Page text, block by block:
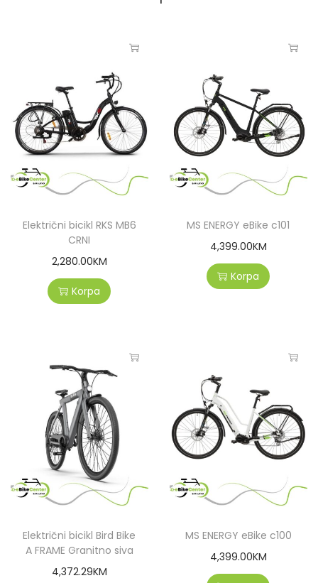
Električni bicikl RKS MB6
CRNI
2,280.00KM
Korpa
MS ENERGY eBike c101
4,399.00KM
Korpa
Električni bicikl Bird Bike
A FRAME Granitno siva
4,372.29KM
MS ENERGY eBike c100
4,399.00KM